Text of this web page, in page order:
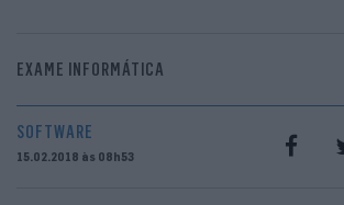
EXAME INFORMÁTICA
SOFTWARE
15.02.2018 às 08h53